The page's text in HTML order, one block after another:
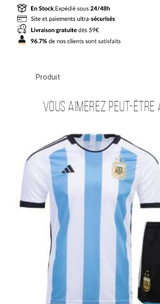
ETOILES
FEMME
DOMICILE
2022-
23
Produit
Vous aimerez peut-être